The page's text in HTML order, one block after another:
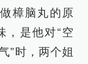
樟脑丸的原
，是他对“空
”时，两个姐